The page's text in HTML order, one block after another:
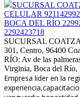
SUCURSAL
CELULAR
BOCA DEL RÍO
2292423718
SUCURSAL
301, Centro, 96400
RÍO: Av de las
Virginia, Boca del Río,
Empresa lider en la